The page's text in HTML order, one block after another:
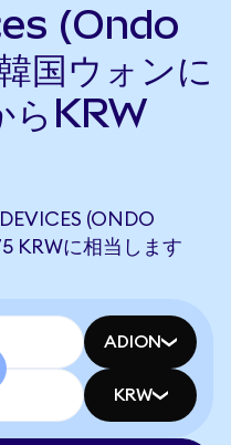
(Ondo
国ウォンに
らKRW
(ONDO
KRWに相当します
ADION
KRW